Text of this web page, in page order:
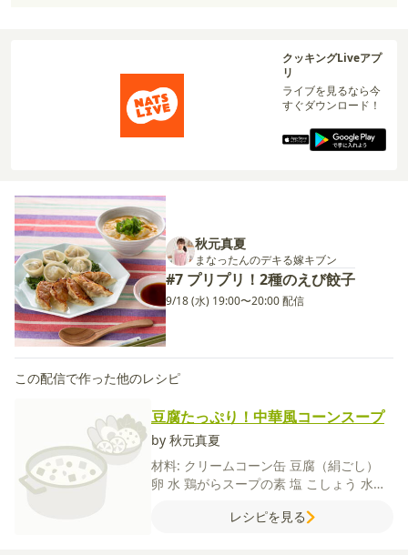
クッキングLiveアプ
リ
ライブを見るなら今
すぐダウンロード！
秋元真夏
まなったんのデキる嫁キブン
#7 プリプリ！2種のえび餃子
9/18 (水) 19:00〜20:00 配信
この配信で作った他のレシピ
豆腐たっぷり！中華風コーンスープ
by 秋元真夏
材料: クリームコーン缶 豆腐（絹ごし）
卵 水 鶏がらスープの素 塩 こしょう 水菜
レシピを見る